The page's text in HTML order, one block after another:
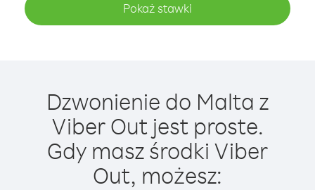
Pokaż stawki
Dzwonienie do Malta z
Viber Out jest proste.
Gdy masz środki Viber
Out, możesz: